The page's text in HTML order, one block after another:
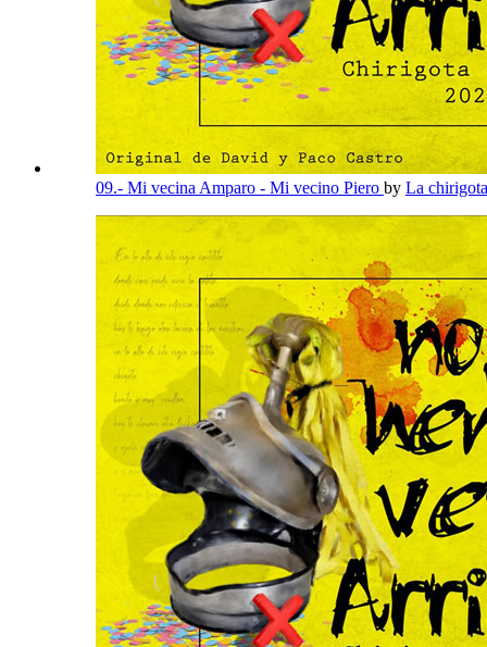
09.- Mi vecina Amparo - Mi vecino Piero by La